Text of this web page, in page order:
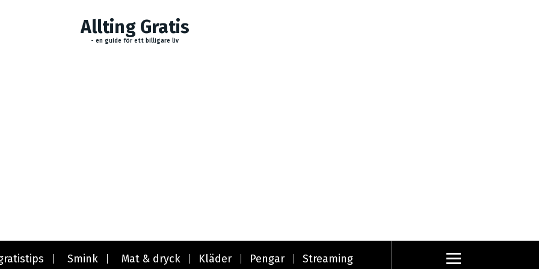
Allting Gratis
- en guide för ett billigare liv
Smink Mat & dryck Kläder Pengar Streaming